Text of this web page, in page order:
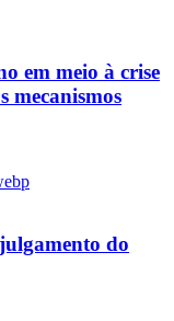
em meio à crise
mecanismos
do